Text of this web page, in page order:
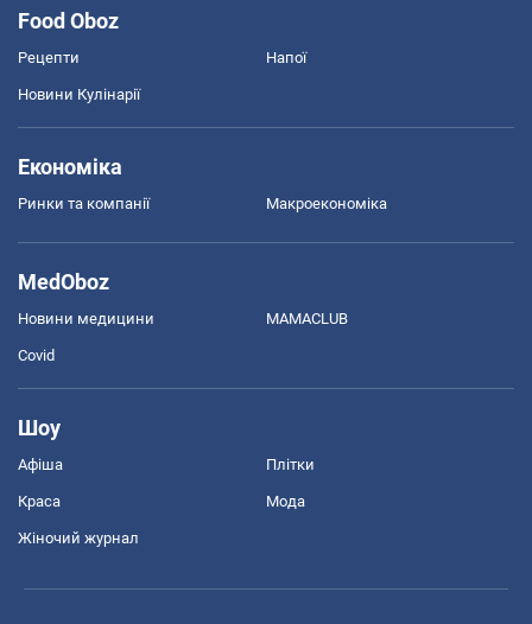
Food Oboz
Рецепти Напої
Новини Кулінарії
Економіка
Ринки та компанії Макроекономіка
MedOboz
Новини медицини MAMACLUB
Covid
Шоу
Афіша Плітки
Краса Мода
Жіночий журнал